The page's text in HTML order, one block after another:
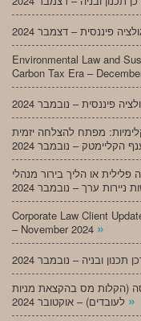
Environmental Law and
Carbon Tax Era –
מפתח להצלחה יזמית
פלילית או הליך בירור מנהלי
Corporate Law Client
– November 2024 »
(הקלות מס בהקצאת מניות
»